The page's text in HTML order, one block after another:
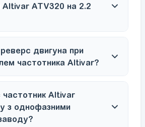
Altivar ATV320 на 2.2
двигуна при
частотника Altivar?
частотник Altivar
з однофазними